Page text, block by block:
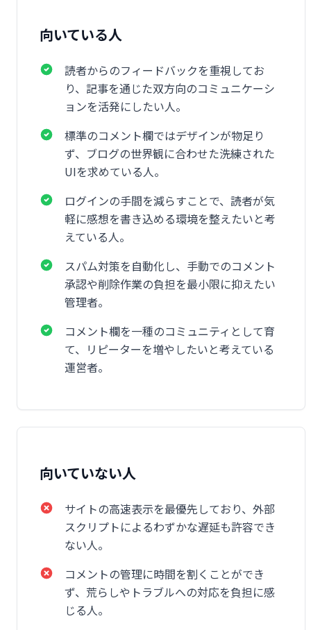
向いている人
読者からのフィードバックを重視してお
り、記事を通じた双方向のコミュニケーシ
ョンを活発にしたい人。
標準のコメント欄ではデザインが物足り
ず、ブログの世界観に合わせた洗練された
UIを求めている人。
ログインの手間を減らすことで、読者が気
軽に感想を書き込める環境を整えたいと考
えている人。
スパム対策を自動化し、手動でのコメント
承認や削除作業の負担を最小限に抑えたい
管理者。
コメント欄を一種のコミュニティとして育
て、リピーターを増やしたいと考えている
運営者。
向いていない人
サイトの高速表示を最優先しており、外部
スクリプトによるわずかな遅延も許容でき
ない人。
コメントの管理に時間を割くことができ
ず、荒らしやトラブルへの対応を負担に感
じる人。